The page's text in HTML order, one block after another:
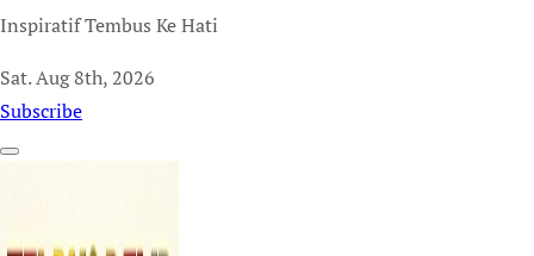
Inspiratif Tembus Ke Hati
Sat. Aug 8th, 2026
Subscribe